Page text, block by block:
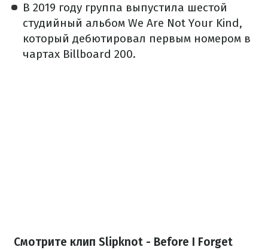
В 2019 году группа выпустила шестой
студийный альбом We Are Not Your Kind,
который дебютировал первым номером в
чартах Billboard 200.
Смотрите клип Slipknot - Before I Forget